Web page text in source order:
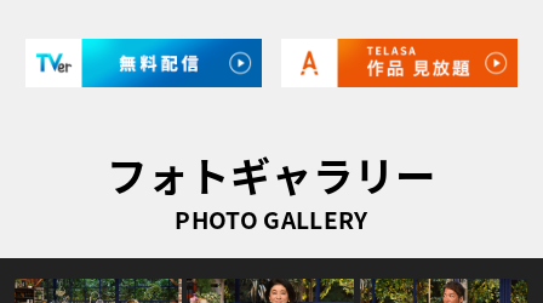
フォトギャラリー
PHOTO GALLERY